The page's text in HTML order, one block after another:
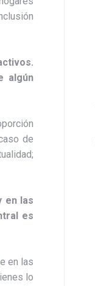
algún
de
en las
es
en las
lo